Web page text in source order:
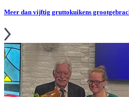
Meer dan vijftig gruttokuikens